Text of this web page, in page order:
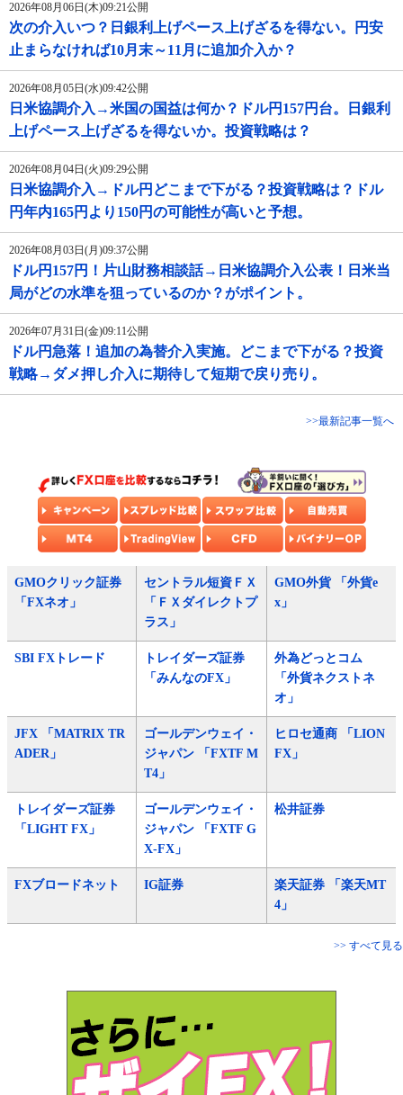
2026年08月06日(木)09:21公開
次の介入いつ？日銀利上げペース上げざるを得ない。円安
止まらなければ10月末～11月に追加介入か？
2026年08月05日(水)09:42公開
日米協調介入→米国の国益は何か？ドル円157円台。日銀利
上げペース上げざるを得ないか。投資戦略は？
2026年08月04日(火)09:29公開
日米協調介入→ドル円どこまで下がる？投資戦略は？ドル
円年内165円より150円の可能性が高いと予想。
2026年08月03日(月)09:37公開
ドル円157円！片山財務相談話→日米協調介入公表！日米当
局がどの水準を狙っているのか？がポイント。
2026年07月31日(金)09:11公開
ドル円急落！追加の為替介入実施。どこまで下がる？投資
戦略→ダメ押し介入に期待して短期で戻り売り。
>>最新記事一覧へ
GMOクリック証券
「FXネオ」
セントラル短資ＦＸ
「ＦＸダイレクトプ
ラス」
GMO外貨 「外貨e
x」
SBI FXトレード
トレイダーズ証券
「みんなのFX」
外為どっとコム
「外貨ネクストネ
オ」
JFX 「MATRIX TR
ADER」
ゴールデンウェイ・
ジャパン 「FXTF M
T4」
ヒロセ通商 「LION
FX」
トレイダーズ証券
「LIGHT FX」
ゴールデンウェイ・
ジャパン 「FXTF G
X-FX」
松井証券
FXブロードネット IG証券
楽天証券 「楽天MT
4」
>> すべて見る